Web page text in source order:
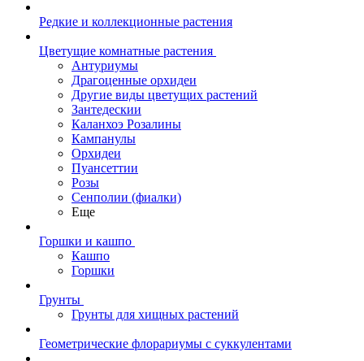
Редкие и коллекционные растения
Цветущие комнатные растения
Антуриумы
Драгоценные орхидеи
Другие виды цветущих растений
Зантедескии
Каланхоэ Розалины
Кампанулы
Орхидеи
Пуансеттии
Розы
Сенполии (фиалки)
Еще
Горшки и кашпо
Кашпо
Горшки
Грунты
Грунты для хищных растений
Геометрические флорариумы с суккулентами